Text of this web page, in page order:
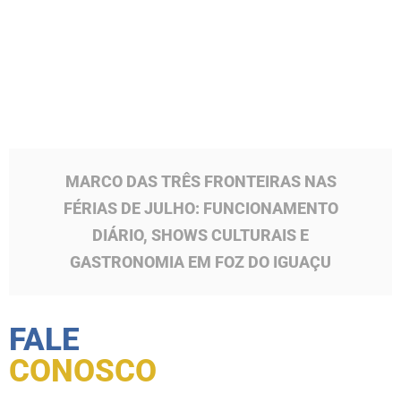
MARCO DAS TRÊS FRONTEIRAS NAS
FÉRIAS DE JULHO: FUNCIONAMENTO
DIÁRIO, SHOWS CULTURAIS E
GASTRONOMIA EM FOZ DO IGUAÇU
FALE
CONOSCO